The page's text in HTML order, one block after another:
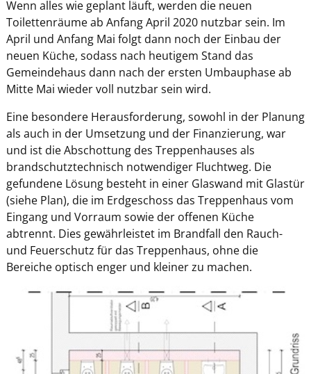
Wenn alles wie geplant läuft, werden die neuen
Toilettenräume ab Anfang April 2020 nutzbar sein. Im
April und Anfang Mai folgt dann noch der Einbau der
neuen Küche, sodass nach heutigem Stand das
Gemeindehaus dann nach der ersten Umbauphase ab
Mitte Mai wieder voll nutzbar sein wird.
Eine besondere Herausforderung, sowohl in der Planung
als auch in der Umsetzung und der Finanzierung, war
und ist die Abschottung des Treppenhauses als
brandschutztechnisch notwendiger Fluchtweg. Die
gefundene Lösung besteht in einer Glaswand mit Glastür
(siehe Plan), die im Erdgeschoss das Treppenhaus vom
Eingang und Vorraum sowie der offenen Küche
abtrennt. Dies gewährleistet im Brandfall den Rauch-
und Feuerschutz für das Treppenhaus, ohne die
Bereiche optisch enger und kleiner zu machen.